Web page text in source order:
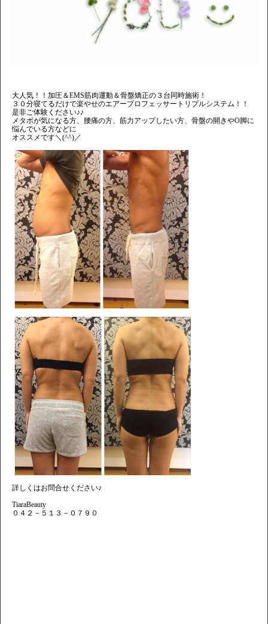
大人気！！加圧＆EMS筋肉運動＆骨盤矯正の３台同時施術！
３０分寝てるだけで楽やせのエアープロフェッサートリプルシステム！！
是非ご体験ください♪♪
メタボが気になる方、腰痛の方、筋力アップしたい方、骨盤の開きやO脚に
悩んでいる方などに
オススメです＼(^^)／
詳しくはお問合せください♪
TiaraBeauty
０４２－５１３－０７９０